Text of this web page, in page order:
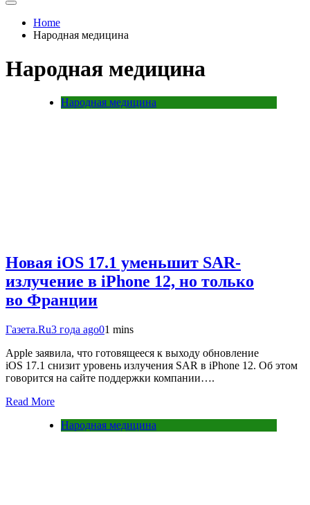
Home
Народная медицина
Народная медицина
Народная медицина
Новая iOS 17.1 уменьшит SAR-
излучение в iPhone 12, но только
во Франции
Газета.Ru3 года ago01 mins
Apple заявила, что готовящееся к выходу обновление
iOS 17.1 снизит уровень излучения SAR в iPhone 12. Об этом
говорится на сайте поддержки компании….
Read More
Народная медицина